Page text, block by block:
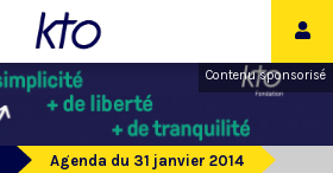
Contenu sponsorisé
Agenda du 31 janvier 2014